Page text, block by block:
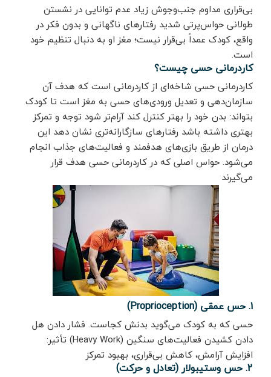
بی‌قراری مداوم جنب‌وجوش زیاد عدم توانایی در نشستن
طولانی حواس‌پرتی شدید رفتارهای ناگهانی و بدون فکر در
واقع، کودک عمداً بی‌قرار نیست؛ مغز او به دنبال تنظیم خود
است.
کاردرمانی حسی چیست؟
کاردرمانی حسی شاخه‌ای از کاردرمانی است که هدف آن
سازمان‌دهی و تعدیل ورودی‌های حسی به مغز است تا کودک
بتواند: بدن خود را بهتر کنترل کند آرام‌تر شود توجه و تمرکز
بهتری داشته باشد رفتارهای سازگارانه‌تری نشان دهد این
درمان از طریق بازی‌های هدفمند و فعالیت‌های جذاب انجام
می‌شود. حواس اصلی که در کاردرمانی حسی هدف قرار
می‌گیرند
1. حس عمقی (Proprioception)
حسی که به کودک می‌گوید بدنش کجاست. فشار دادن هل
دادن کشیدن فعالیت‌های سنگین (Heavy Work) تأثیر:
افزایش آرامش، کاهش بی‌قراری، بهبود تمرکز
2. حس وستیبولار (تعادل و حرکت)